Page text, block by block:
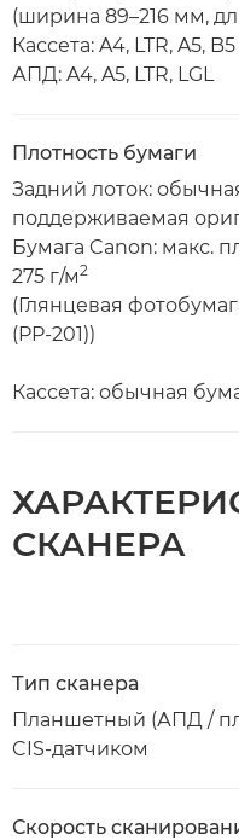
(ширина 89–216 мм,
Кассета: A4, LTR, A5, B5
АПД: A4, A5, LTR, LGL
Плотность бумаги
Задний лоток:
поддерживаемая
Бумага Canon: макс.
275 г/м2
(Глянцевая
(PP-201))
Кассета: обычная
СКАНЕРА
Тип сканера
Планшетный (АПД /
CIS-датчиком
Скорость